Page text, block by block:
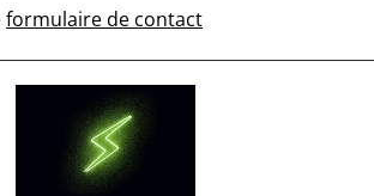
formulaire de contact